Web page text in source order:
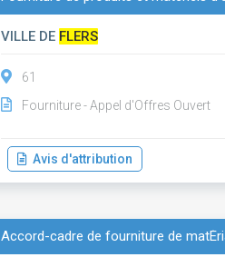
VILLE DE FLERS
61
Fourniture - Appel d'Offres Ouvert
Avis d'attribution
Accord-cadre de fourniture de